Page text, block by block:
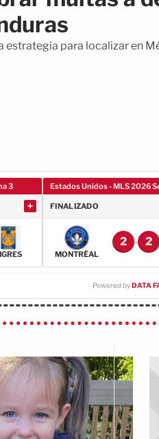
estrategia para localizar en
3
+
Estados Unidos - MLS 2026
FINALIZADO
MONTRÉAL
2 - 2
Powered byDATA